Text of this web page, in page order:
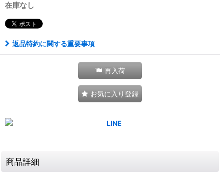
在庫なし
返品特約に関する重要事項
再入荷
お気に入り登録
商品詳細